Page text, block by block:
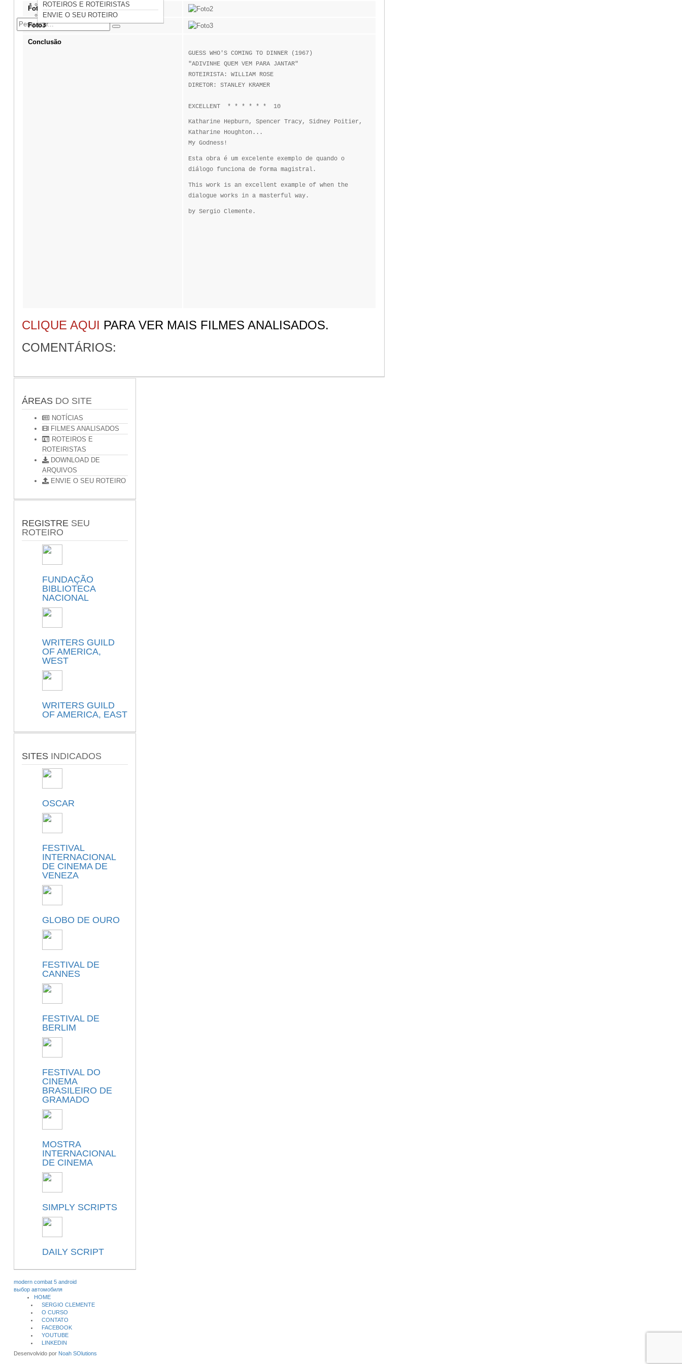
ROTEIROS E ROTEIRISTAS
ENVIE O SEU ROTEIRO
CONTATO
Foto2
Foto3
Conclusão
GUESS WHO'S COMING TO DINNER (1967)
"ADIVINHE QUEM VEM PARA JANTAR"
ROTEIRISTA: WILLIAM ROSE
DIRETOR: STANLEY KRAMER
EXCELLENT * * * * * * 10
Katharine Hepburn, Spencer Tracy, Sidney Poitier,
Katharine Houghton...
My Godness!
Esta obra é um excelente exemplo de quando o
diálogo funciona de forma magistral.
This work is an excellent example of when the
dialogue works in a masterful way.
by Sergio Clemente.
CLIQUE AQUI PARA VER MAIS FILMES ANALISADOS.
COMENTÁRIOS:
ÁREAS DO SITE
NOTÍCIAS
FILMES ANALISADOS
ROTEIROS E
ROTEIRISTAS
DOWNLOAD DE
ARQUIVOS
ENVIE O SEU ROTEIRO
REGISTRE SEU
ROTEIRO
FUNDAÇÃO
BIBLIOTECA
NACIONAL
WRITERS GUILD
OF AMERICA,
WEST
WRITERS GUILD
OF AMERICA, EAST
SITES INDICADOS
OSCAR
FESTIVAL
INTERNACIONAL
DE CINEMA DE
VENEZA
GLOBO DE OURO
FESTIVAL DE
CANNES
FESTIVAL DE
BERLIM
FESTIVAL DO
CINEMA
BRASILEIRO DE
GRAMADO
MOSTRA
INTERNACIONAL
DE CINEMA
SIMPLY SCRIPTS
DAILY SCRIPT
modern combat 5 android
выбор автомобиля
HOME
SERGIO CLEMENTE
O CURSO
CONTATO
FACEBOOK
YOUTUBE
LINKEDIN
Desenvolvido por Noah SOlutions